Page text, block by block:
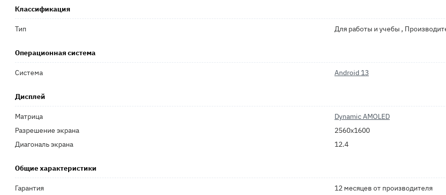
Классификация
Тип Для работы и учебы ,
Операционная система
Система Android 13
Дисплей
Матрица
Dynamic AMOLED
Разрешение экрана
2560x1600
Диагональ экрана
12.4
Общие характеристики
Гарантия
12 месяцев от производителя